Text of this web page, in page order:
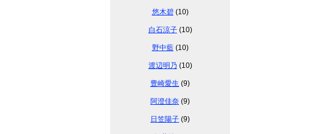
悠木碧(10)
白石涼子(10)
野中藍(10)
渡辺明乃 (10)
豊崎愛生 (9)
阿澄佳奈 (9)
日笠陽子 (9)